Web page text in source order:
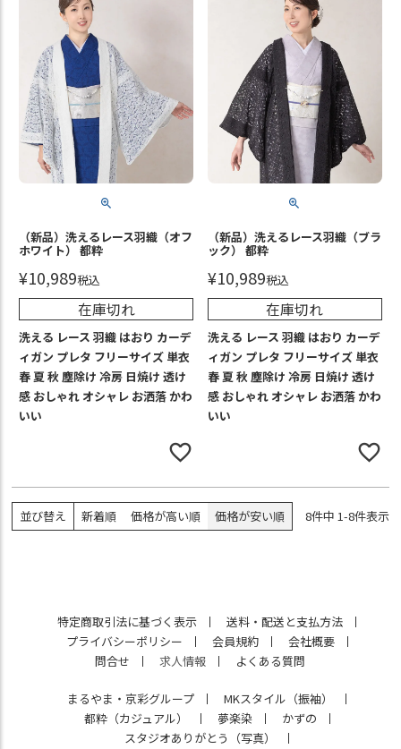
（新品）洗えるレース羽織（オフ
ホワイト） 都粋
¥10,989税込
在庫切れ
洗える レース 羽織 はおり カーデ
ィガン プレタ フリーサイズ 単衣
春 夏 秋 塵除け 冷房 日焼け 透け
感 おしゃれ オシャレ お洒落 かわ
いい
（新品）洗えるレース羽織（ブラ
ック） 都粋
¥10,989税込
在庫切れ
洗える レース 羽織 はおり カーデ
ィガン プレタ フリーサイズ 単衣
春 夏 秋 塵除け 冷房 日焼け 透け
感 おしゃれ オシャレ お洒落 かわ
いい
並び替え 新着順 価格が高い順 価格が安い順 8件中 1-8件表示
特定商取引法に基づく表示
送料・配送と支払方法
プライバシーポリシー
会員規約
会社概要
問合せ
求人情報 よくある質問
まるやま・京彩グループ
MKスタイル（振袖）
都粋（カジュアル）
夢楽染
かずの
スタジオありがとう（写真）